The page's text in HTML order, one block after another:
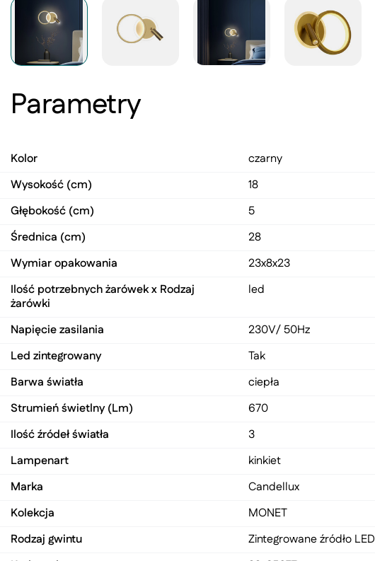
Parametry
Kolor
czarny
Wysokość (cm)
18
Głębokość (cm)
5
Średnica (cm)
28
Wymiar opakowania
23x8x23
Ilość potrzebnych żarówek x Rodzaj
żarówki
led
Napięcie zasilania
230V/ 50Hz
Led zintegrowany
Tak
Barwa światła
ciepła
Strumień świetlny (Lm)
670
Ilość źródeł światła
3
Lampenart
kinkiet
Marka
Candellux
Kolekcja
MONET
Rodzaj gwintu
Zintegrowane źródło LED